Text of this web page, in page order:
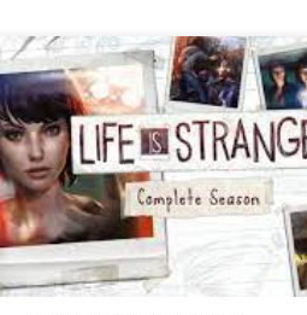
Każdy z nas chociaż kojarzy markę Ubisoft,
na rok zyskuje coraz większą popularność,
rozwijając. Co nowego pojawiło się w
na platformie? Ubisoft wprowadza katalog
niezależnych do swojej usługi
Ubisoft+. Znajdują się […]